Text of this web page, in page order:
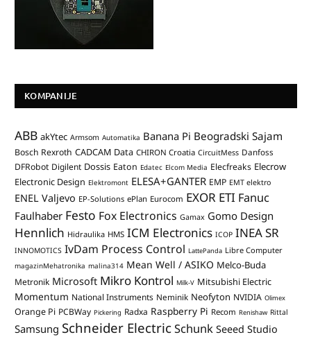
KOMPANIJE
ABB akYtec Armsom Automatika Banana Pi Beogradski Sajam
Bosch Rexroth CADCAM Data CHIRON Croatia CircuitMess Danfoss
DFRobot Digilent Dossis Eaton Edatec Elcom Media Elecfreaks Elecrow
Electronic Design Elektromont ELESA+GANTER EMP EMT elektro
ENEL Valjevo EP-Solutions ePlan Eurocom EXOR ETI Fanuc
Faulhaber Festo Fox Electronics Gamax Gomo Design
Hennlich Hidraulika HMS ICM Electronics ICOP INEA SR
INNOMOTICS IvDam Process Control LattePanda Libre Computer
magazinMehatronika malina314 Mean Well / ASIKO Melco-Buda
Metronik Microsoft Mikro Kontrol Milk-V Mitsubishi Electric
Momentum National Instruments Neminik Neofyton NVIDIA Olimex
Orange Pi PCBWay Pickering Radxa Raspberry Pi Recom Renishaw Rittal
Samsung Schneider ElectricSchunk Seeed Studio